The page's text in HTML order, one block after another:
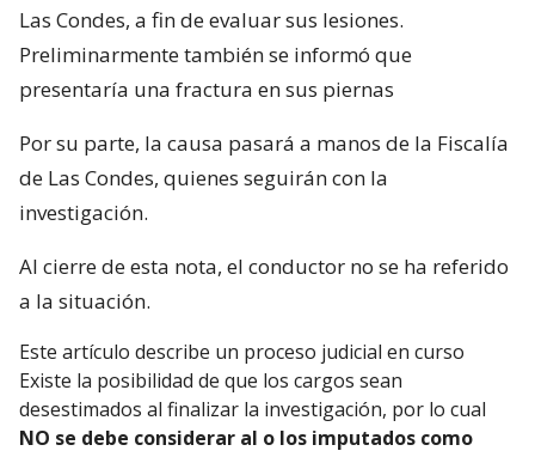
Las Condes, a fin de evaluar sus lesiones.
Preliminarmente también se informó que
presentaría una fractura en sus piernas
Por su parte, la causa pasará a manos de la Fiscalía
de Las Condes, quienes seguirán con la
investigación.
Al cierre de esta nota, el conductor no se ha referido
a la situación.
Este artículo describe un proceso judicial en curso
Existe la posibilidad de que los cargos sean
desestimados al finalizar la investigación, por lo cual
NO se debe considerar al o los imputados como